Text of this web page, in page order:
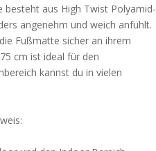
besteht aus High Twist Polyamid-
angenehm und weich anfühlt.
Fußmatte sicher an ihrem
cm ist ideal für den
kannst du in vielen